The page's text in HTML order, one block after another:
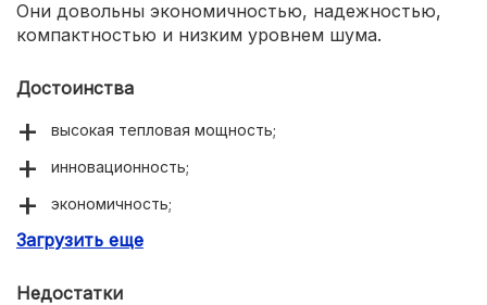
Они довольны экономичностью, надежностью,
компактностью и низким уровнем шума.
Достоинства
высокая тепловая мощность;
инновационность;
экономичность;
тихая работа.
Загрузить еще
Недостатки